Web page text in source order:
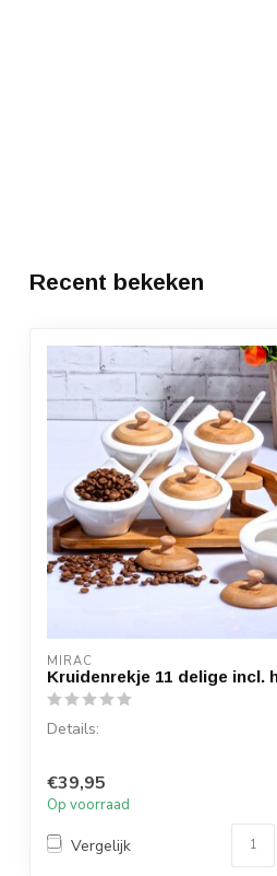
Recent bekeken
MIRAC
Kruidenrekje 11 delige incl.
Details:
Afmeting houder: 30 x 16 cm (lxb)
€39,95
Op voorraad
Vergelijk